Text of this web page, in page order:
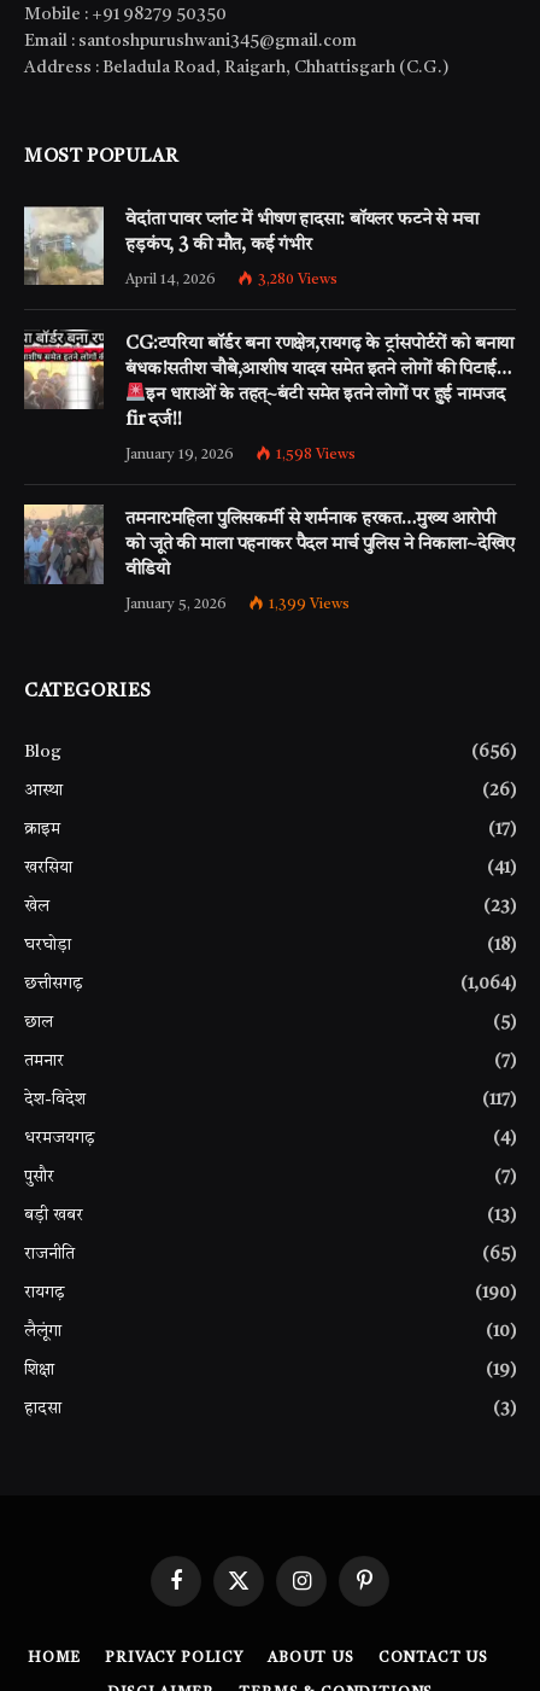
Mobile : +91 98279 50350
Email : santoshpurushwani345@gmail.com
Address : Beladula Road, Raigarh, Chhattisgarh (C.G.)
MOST POPULAR
वेदांता पावर प्लांट में भीषण हादसा: बॉयलर फटने से मचा
हड़कंप, 3 की मौत, कई गंभीर
April 14, 2026 3,280 Views
CG:टपरिया बॉर्डर बना रणक्षेत्र,रायगढ़ के ट्रांसपोर्टरों को बनाया
बंधक!सतीश चौबे,आशीष यादव समेत इतने लोगों की पिटाई…
इन धाराओं के तहत्~बंटी समेत इतने लोगों पर हुई नामजद
fir दर्ज!!
January 19, 2026 1,598 Views
तमनार:महिला पुलिसकर्मी से शर्मनाक हरकत…मुख्य आरोपी
को जूते की माला पहनाकर पैदल मार्च पुलिस ने निकाला~देखिए
वीडियो
January 5, 2026 1,399 Views
CATEGORIES
Blog (656)
आस्था (26)
क्राइम (17)
खरसिया (41)
खेल (23)
घरघोड़ा (18)
छत्तीसगढ़ (1,064)
छाल (5)
तमनार (7)
देश-विदेश (117)
धरमजयगढ़ (4)
पुसौर (7)
बड़ी खबर (13)
राजनीति (65)
रायगढ़ (190)
लैलूंगा (10)
शिक्षा (19)
हादसा (3)
FacebookX
InstagramPinterest
HOME PRIVACY POLICY ABOUT US CONTACT US